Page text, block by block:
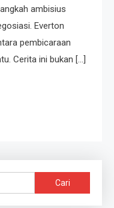
ambisius
Everton
pembicaraan
Cerita ini bukan […]
untuk: